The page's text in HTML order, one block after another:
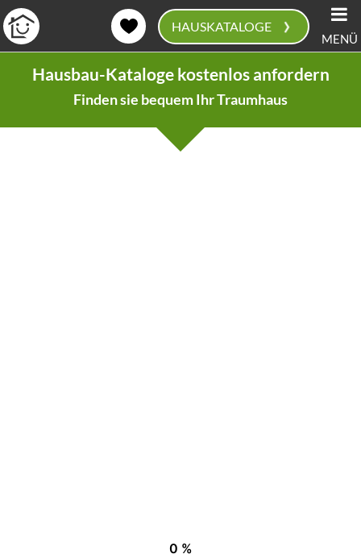
0
HAUSKATALOGE › MENÜ
Hausbau-Kataloge kostenlos anfordern
Finden sie bequem Ihr Traumhaus